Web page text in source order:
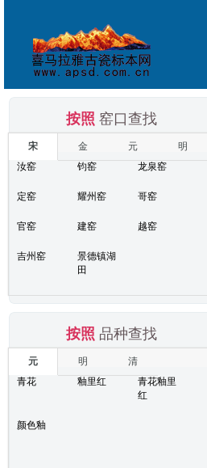
按照 窑口查找
宋 金 元
明
汝窑
钧窑 龙泉窑
定窑 耀州窑 哥窑
官窑 建窑 越窑
吉州窑
景德镇湖
田
按照 品种查找
元 明
清
青花
釉里红
青花釉里
红
颜色釉